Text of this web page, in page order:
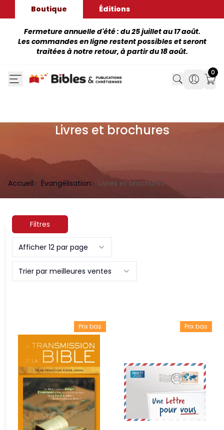
Boutique Éditions
Fermeture annuelle d'été : du 25 juillet au 17 août.
Les commandes en ligne restent possibles et seront
traitées à notre retour, à partir du 18 août.
Search
Search
0
Livres et brochures
Accueil Évangélisation Livres et brochures
Filtres
Afficher 12 par page
Trier par meilleures ventes
Prix bas Prix bas